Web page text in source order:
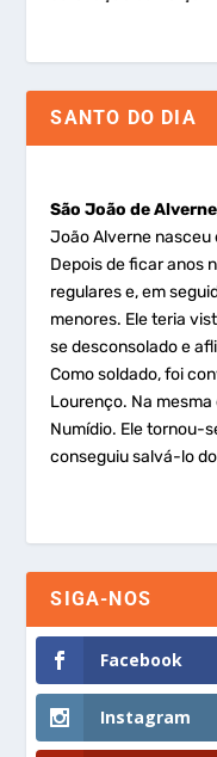
SANTO DO DIA
São João de
João Alverne nasceu
Depois de ficar anos
regulares e, em
menores. Ele teria
se desconsolado e
Como soldado, foi
Lourenço. Na
Numídio. Ele tornou-
conseguiu salvá-lo
SIGA-NOS
Facebook
Instagram